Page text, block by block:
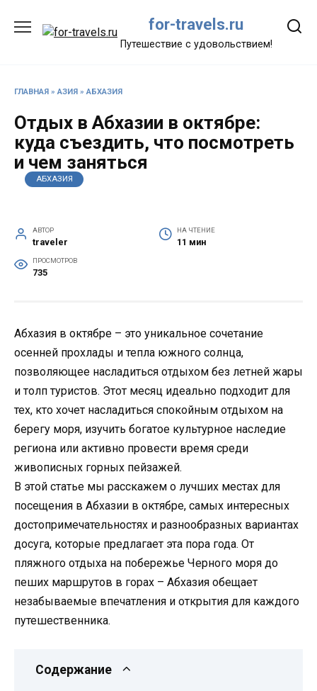
содержанию
for-travels.ru
Путешествие с удовольствием!
ГЛАВНАЯ »АЗИЯ »АБХАЗИЯ
Отдых в Абхазии в октябре:
куда съездить, что посмотреть
и чем заняться
АБХАЗИЯ
АВТОР
traveler
НА ЧТЕНИЕ
11 мин
ПРОСМОТРОВ
735
Абхазия в октябре – это уникальное сочетание
осенней прохлады и тепла южного солнца,
позволяющее насладиться отдыхом без летней жары
и толп туристов. Этот месяц идеально подходит для
тех, кто хочет насладиться спокойным отдыхом на
берегу моря, изучить богатое культурное наследие
региона или активно провести время среди
живописных горных пейзажей.
В этой статье мы расскажем о лучших местах для
посещения в Абхазии в октябре, самых интересных
достопримечательностях и разнообразных вариантах
досуга, которые предлагает эта пора года. От
пляжного отдыха на побережье Черного моря до
пеших маршрутов в горах – Абхазия обещает
незабываемые впечатления и открытия для каждого
путешественника.
Содержание